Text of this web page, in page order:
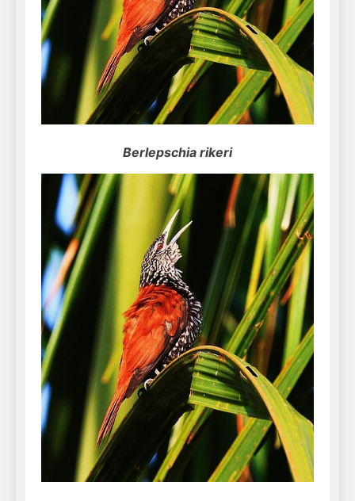
Can Bulldogs Play Fetch?
And How to Train Them!
7 Năm Ago
How Often Do I Need to
Groom My Bulldog
7 Năm Ago
Berlepschia rikeri